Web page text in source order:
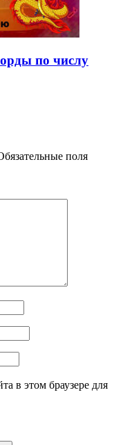
по числу
поля
в этом браузере для